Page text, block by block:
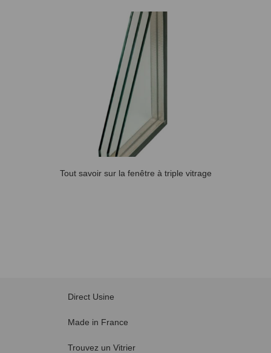
Tout savoir sur la fenêtre à triple vitrage
Direct Usine
Made in France
Trouvez un Vitrier